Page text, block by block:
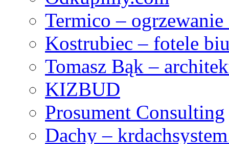
Termico –
Kostrubiec – fotele
Tomasz Bąk –
KIZBUD
Prosument Consulting
Dachy –